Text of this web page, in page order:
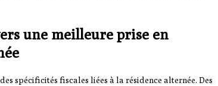
une meilleure prise en
spécificités fiscales liées à la résidence alternée. Des